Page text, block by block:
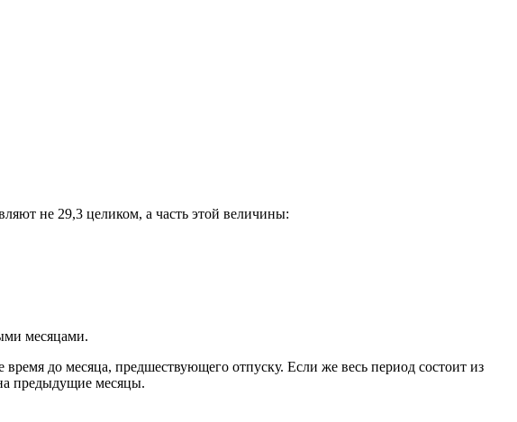
не 29,3 целиком, а часть этой величины:
месяцами.
до месяца, предшествующего отпуску. Если же весь период состоит из
предыдущие месяцы.